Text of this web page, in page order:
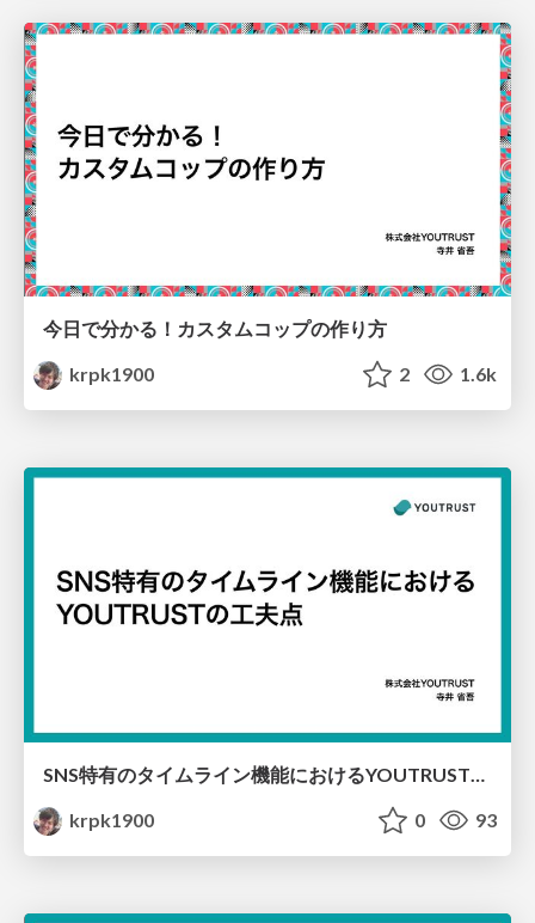
今日で分かる！カスタムコップの作り方
krpk1900
2 1.6k
SNS特有のタイムライン機能におけるYOUTRUSTの工夫点
krpk1900
0 93